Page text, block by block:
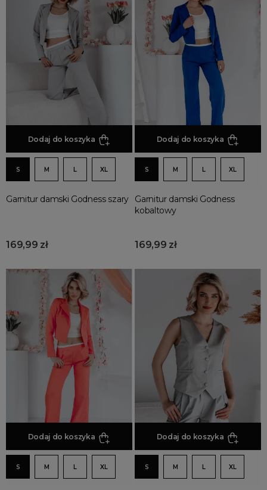
Dodaj do koszyka
S M L XL
Garnitur damski Godness szary
169,99 zł
Dodaj do koszyka
S M L XL
Garnitur damski Godness
kobaltowy
169,99 zł
Dodaj do koszyka
S M L XL
Dodaj do koszyka
S M L XL